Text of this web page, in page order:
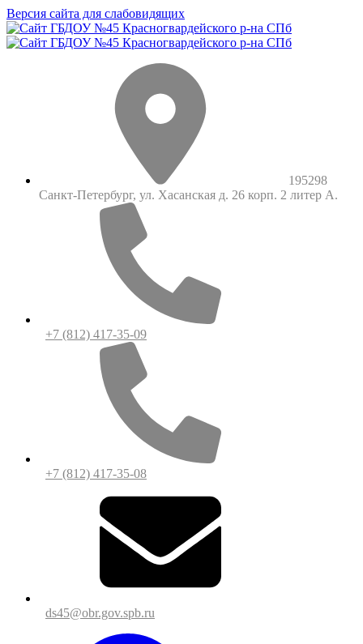
Версия сайта для слабовидящих
195298
Санкт-Петербург, ул. Хасанская д. 26 корп. 2 литер А.
+7 (812) 417-35-09
+7 (812) 417-35-08
ds45@obr.gov.spb.ru